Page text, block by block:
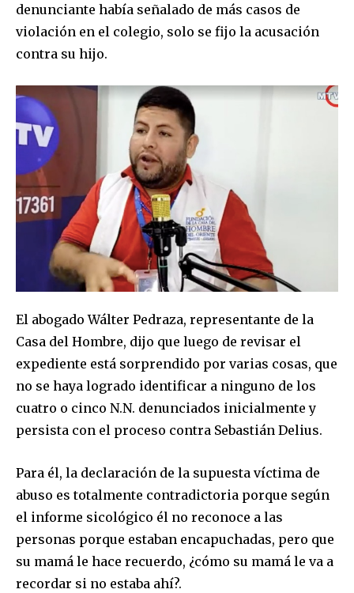
denunciante había señalado de más casos de
violación en el colegio, solo se fijo la acusación
contra su hijo.
El abogado Wálter Pedraza, representante de la
Casa del Hombre, dijo que luego de revisar el
expediente está sorprendido por varias cosas, que
no se haya logrado identificar a ninguno de los
cuatro o cinco N.N. denunciados inicialmente y
persista con el proceso contra Sebastián Delius.
Para él, la declaración de la supuesta víctima de
abuso es totalmente contradictoria porque según
el informe sicológico él no reconoce a las
personas porque estaban encapuchadas, pero que
su mamá le hace recuerdo, ¿cómo su mamá le va a
recordar si no estaba ahí?.